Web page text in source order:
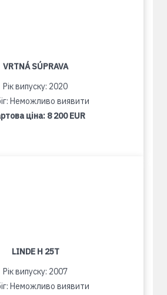
VRTNÁ SÚPRAVA
Рік випуску: 2020
Неможливо виявити
ціна: 8 200 EUR
LINDE H 25T
Рік випуску: 2007
Неможливо виявити